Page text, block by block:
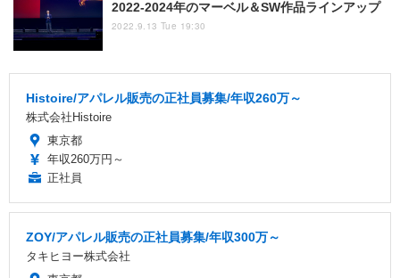
2022-2024年のマーベル＆SW作品ラインアップ
2022.9.13 Tue 19:30
Histoire/アパレル販売の正社員募集/年収260万～
株式会社Histoire
東京都
年収260万円～
正社員
ZOY/アパレル販売の正社員募集/年収300万～
タキヒヨー株式会社